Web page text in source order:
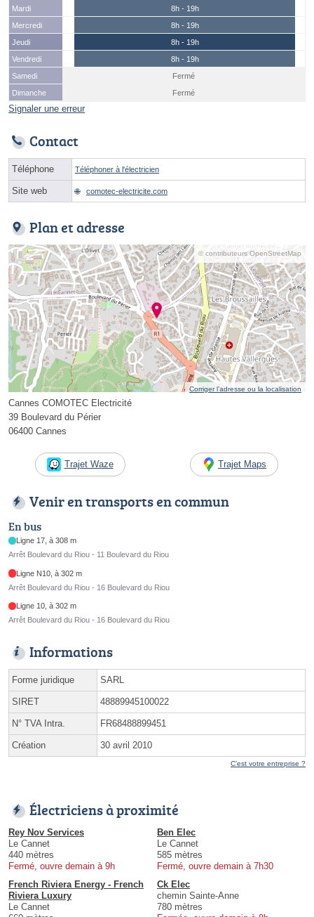
Mardi
8h - 19h
Mercredi
8h - 19h
Jeudi
8h - 19h
Vendredi
8h - 19h
Samedi
Fermé
Dimanche
Fermé
Signaler une erreur
Contact
Téléphone Téléphoner à l'électricien
Site web comotec-electricite.com
Plan et adresse
© contributeurs OpenStreetMap
Corriger l’adresse ou la localisation
Cannes COMOTEC Electricité
39 Boulevard du Périer
06400 Cannes
Trajet Waze Trajet Maps
Venir en transports en commun
En bus
Ligne 17, à 308 m
Arrêt Boulevard du Riou - 11 Boulevard du Riou
Ligne N10, à 302 m
Arrêt Boulevard du Riou - 16 Boulevard du Riou
Ligne 10, à 302 m
Arrêt Boulevard du Riou - 16 Boulevard du Riou
Informations
Forme juridique SARL
SIRET 48889945100022
N° TVA Intra. FR68488899451
Création 30 avril 2010
C'est votre entreprise ?
Électriciens à proximité
Rey Nov Services
Le Cannet
440 mètres
Fermé, ouvre demain à 9h
Ben Elec
Le Cannet
585 mètres
Fermé, ouvre demain à 7h30
French Riviera Energy - French
Riviera Luxury
Le Cannet
Ck Elec
chemin Sainte-Anne
780 mètres